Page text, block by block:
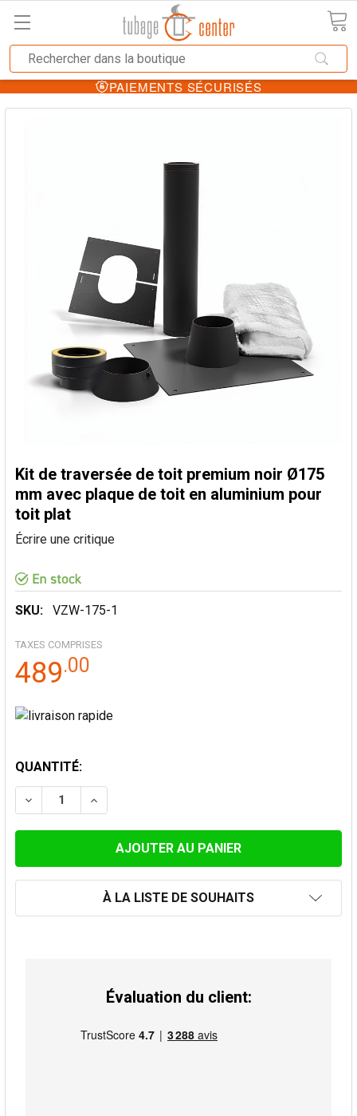
PAIEMENTS SÉCURISÉS
Kit de traversée de toit premium noir Ø175
mm avec plaque de toit en aluminium pour
toit plat
Écrire une critique
SKU: VZW-175-1
TAXES COMPRISES
489.00
STOCK
ACTUEL:
QUANTITÉ:
DIMINUER LA QUANTITÉ DE KIT DE TRAVERSÉE DE
AUGMENTER LA QUANTITÉ DE KIT DE
À LA LISTE DE SOUHAITS
Évaluation du client: